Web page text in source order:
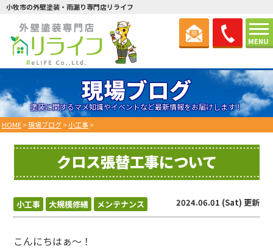
MENU
小牧市の外壁塗装・雨漏り専門店リライフ
現場ブログ
塗装に関するマメ知識やイベントなど最新情報をお届けします！
HOME>現場ブログ>小工事>
クロス張替工事について
小工事 大規模修繕 メンテナンス 2024.06.01 (Sat) 更新
こんにちはぁ～！